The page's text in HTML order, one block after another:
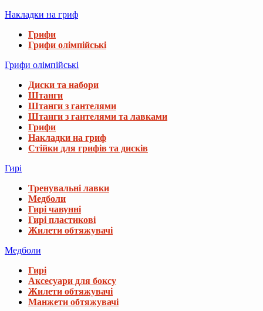
Накладки на гриф
Грифи
Грифи олімпійські
Грифи олімпійські
Диски та набори
Штанги
Штанги з гантелями
Штанги з гантелями та лавками
Грифи
Накладки на гриф
Стійки для грифів та дисків
Гирі
Тренувальні лавки
Медболи
Гирі чавунні
Гирі пластикові
Жилети обтяжувачі
Медболи
Гирі
Аксесуари для боксу
Жилети обтяжувачі
Манжети обтяжувачі